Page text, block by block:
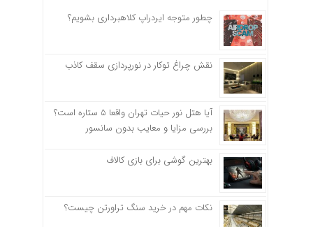
چطور متوجه ایردراپ کلاهبرداری بشویم؟
نقش چراغ توکار در نورپردازی سقف کاذب
آیا هتل نور حیات تهران واقعا ۵ ستاره است؟
بررسی مزایا و معایب بدون سانسور
بهترین گوشی برای بازی کالاف
نکات مهم در خرید سنگ تراورتن چیست؟